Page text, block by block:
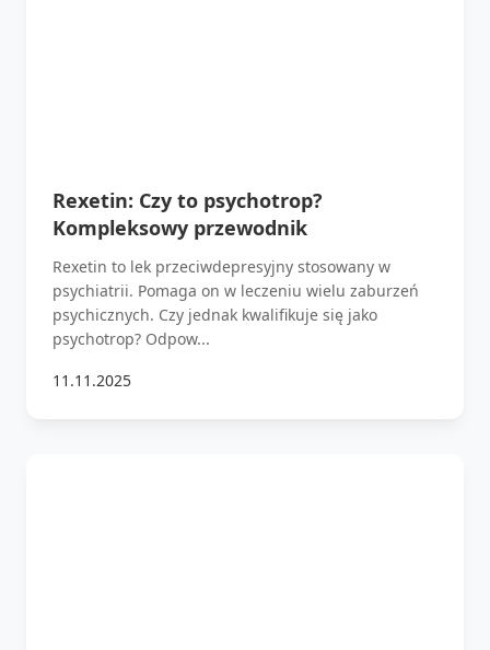
Rexetin: Czy to psychotrop?
Kompleksowy przewodnik
Rexetin to lek przeciwdepresyjny stosowany w
psychiatrii. Pomaga on w leczeniu wielu zaburzeń
psychicznych. Czy jednak kwalifikuje się jako
psychotrop? Odpow...
11.11.2025